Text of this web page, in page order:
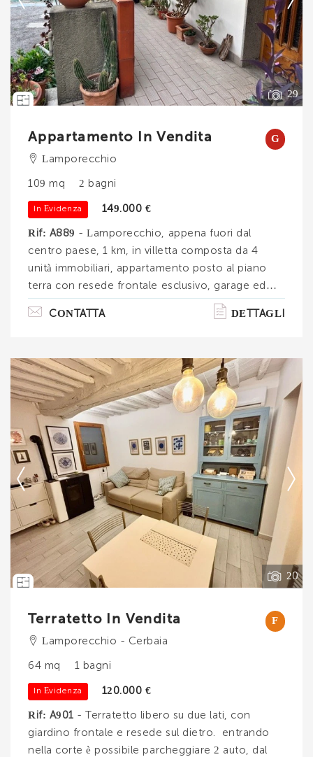
29
--------------------
Vedi tutti i dettagli
Appartamento In Vendita
G
Lamporecchio
109 mq 2 bagni
In Evidenza 149.000 €
Rif: A889 - Lamporecchio, appena fuori dal
centro paese, 1 km, in villetta composta da 4
unità immobiliari, appartamento posto al piano
terra con resede frontale esclusivo, garage ed
orto/giardino. Disposto su due piani, seminterrato
e terra è composto da 4 ampi vani oltre 2 bagni,
seminterrato rispetto alla via boccaccio troviamo
un ampia zona giorno con camino, il garage con
il reparto lavanderia ed il primo ripostiglio; dalla
scala interna in muratura salendo al piano terra
troviamo un ampio ingresso, came. . .
CONTATTA DETTAGLI
20
Ti interessa?
--------------------
Vedi tutti i dettagli
Terratetto In Vendita
F
Lamporecchio - Cerbaia
64 mq 1 bagni
In Evidenza 120.000 €
Rif: A901 - Terratetto libero su due lati, con
giardino frontale e resede sul dietro. entrando
nella corte è possibile parcheggiare 2 auto, dal